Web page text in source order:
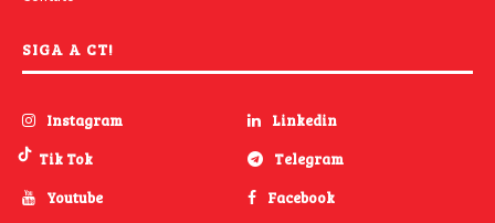
SIGA A CT!
Instagram
Linkedin
Tik Tok
Telegram
Youtube
Facebook